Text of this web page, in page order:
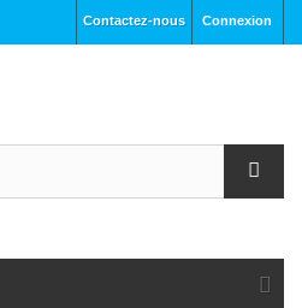
Connexion
Contactez-nous